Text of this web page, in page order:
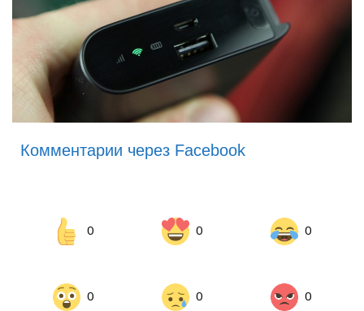
Комментарии через Facebook
0 0 0
0 0 0